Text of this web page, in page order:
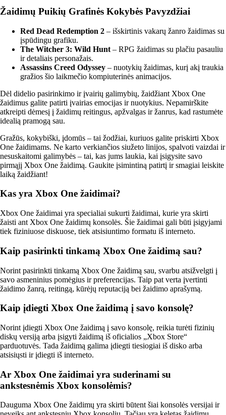
Žaidimų Puikių Grafinės Kokybės Pavyzdžiai
Red Dead Redemption 2 – išskirtinis vakarų žanro žaidimas su
įspūdingu grafiku.
The Witcher 3: Wild Hunt – RPG žaidimas su plačiu pasauliu
ir detaliais personažais.
Assassins Creed Odyssey – nuotykių žaidimas, kurį akį traukia
gražios šio laikmečio kompiuterinės animacijos.
Dėl didelio pasirinkimo ir įvairių galimybių, žaidžiant Xbox One
žaidimus galite patirti įvairias emocijas ir nuotykius. Nepamirškite
atkreipti dėmesį į žaidimų reitingus, apžvalgas ir žanrus, kad rastumėte
idealią pramogą sau.
Gražūs, kokybiški, įdomūs – tai žodžiai, kuriuos galite priskirti Xbox
One žaidimams. Ne karto verkiančios siužeto linijos, spalvoti vaizdai ir
nesuskaitomi galimybės – tai, kas jums laukia, kai įsigysite savo
pirmąjį Xbox One žaidimą. Gaukite įsimintiną patirtį ir smagiai leiskite
laiką žaidžiant!
Kas yra Xbox One žaidimai?
Xbox One žaidimai yra specialiai sukurti žaidimai, kurie yra skirti
žaisti ant Xbox One žaidimų konsolės. Šie žaidimai gali būti įsigyjami
tiek fiziniuose diskuose, tiek atsisiuntimo formatu iš interneto.
Kaip pasirinkti tinkamą Xbox One žaidimą sau?
Norint pasirinkti tinkamą Xbox One žaidimą sau, svarbu atsižvelgti į
savo asmeninius pomėgius ir preferencijas. Taip pat verta įvertinti
žaidimo žanrą, reitingą, kūrėjų reputaciją bei žaidimo aprašymą.
Kaip įdiegti Xbox One žaidimą į savo konsolę?
Norint įdiegti Xbox One žaidimą į savo konsolę, reikia turėti fizinių
diskų versiją arba įsigyti žaidimą iš oficialios „Xbox Store“
parduotuvės. Tada žaidimą galima įdiegti tiesiogiai iš disko arba
atsisiųsti ir įdiegti iš interneto.
Ar Xbox One žaidimai yra suderinami su
ankstesnėmis Xbox konsolėmis?
Dauguma Xbox One žaidimų yra skirti būtent šiai konsolės versijai ir